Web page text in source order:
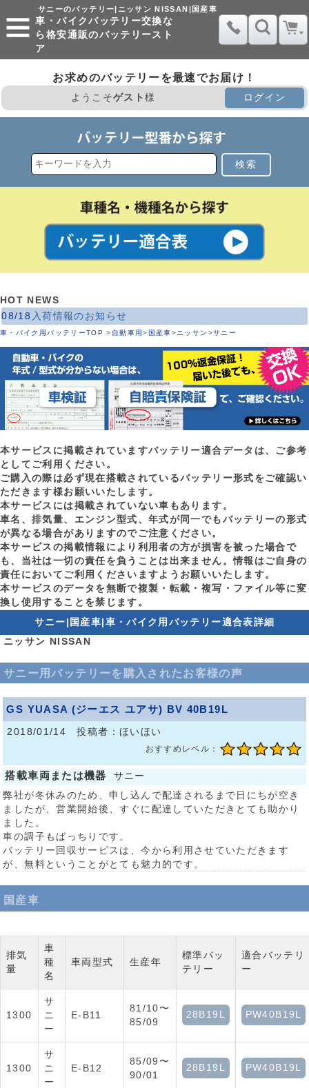
サニーのバッテリー|ニッサン NISSAN|国産車
車・バイクバッテリー交換な
ら格安通販のバッテリースト
ア
お求めのバッテリーを最速でお届け！
ようこそゲスト様 ログイン
検索
HOT NEWS
08/18 入荷情報のお知らせ
車・バイク用バッテリーTOP > 自動車用> 国産車>ニッサン >サニー
本サービスに掲載されていますバッテリー適合データは、ご参考
としてご利用ください。
ご購入の際は必ず現在搭載されているバッテリー形式をご確認い
ただきます様お願いいたします。
本サービスには掲載されていない車もあります。
車名、排気量、エンジン型式、年式が同一でもバッテリーの形式
が異なる場合がありますのでご注意ください。
本サービスの掲載情報により利用者の方が損害を被った場合で
も、当社は一切の責任を負うことは出来ません。情報はご自身の
責任においてご利用くださいますようお願いいたします。
本サービスのデータを無断で複製・転載・複写・ファイル等に変
換し使用することを禁じます。
サニー|国産車|車・バイク用バッテリー適合表詳細
ニッサン NISSAN
サニー用バッテリーを購入されたお客様の声
GS YUASA (ジーエス ユアサ) BV 40B19L
2018/01/14 投稿者：ほいほい
おすすめレベル：
搭載車両または機器
サニー
弊社が冬休みのため、申し込んで配達されるまで日にちが空き
ましたが、営業開始後、すぐに配達していただきとても助かり
ました。
車の調子もばっちりです。
バッテリー回収サービスは、今から利用させていただきます
が、無料ということがとても魅力的です。
国産車
排気
量
車
種
名
車両型式 生産年
標準バッ
テリー
適合バッテリ
ー
1300
サ
ニ
ー
E-B11
81/10〜
85/09
28B19L PW40B19L
1300
サ
ニ
ー
E-B12
85/09〜
90/01
28B19L PW40B19L